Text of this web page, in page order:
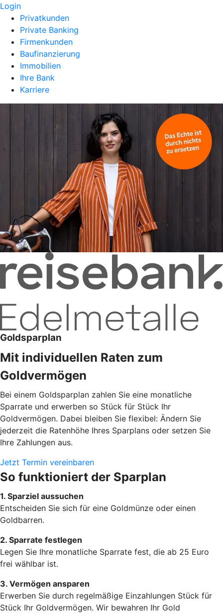
Login
Privatkunden
Private Banking
Firmenkunden
Baufinanzierung
Immobilien
Ihre Bank
Karriere
Goldsparplan
Mit individuellen Raten zum
Goldvermögen
Bei einem Goldsparplan zahlen Sie eine monatliche
Sparrate und erwerben so Stück für Stück Ihr
Goldvermögen. Dabei bleiben Sie flexibel: Ändern Sie
jederzeit die Ratenhöhe Ihres Sparplans oder setzen Sie
Ihre Zahlungen aus.
Jetzt Termin vereinbaren
So funktioniert der Sparplan
1. Sparziel aussuchen
Entscheiden Sie sich für eine Goldmünze oder einen
Goldbarren.
2. Sparrate festlegen
Legen Sie Ihre monatliche Sparrate fest, die ab 25 Euro
frei wählbar ist.
3. Vermögen ansparen
Erwerben Sie durch regelmäßige Einzahlungen Stück für
Stück Ihr Goldvermögen. Wir bewahren Ihr Gold